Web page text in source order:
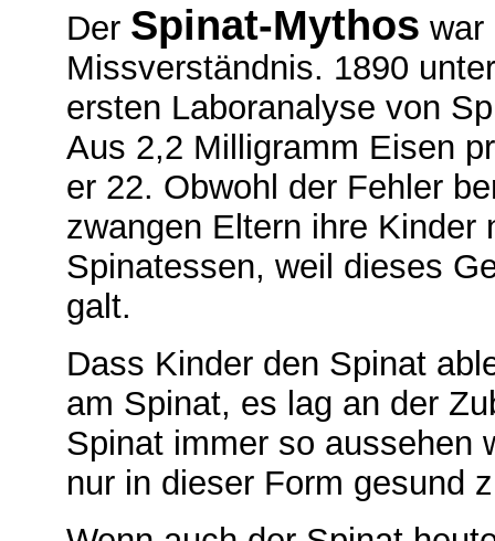
Der Spinat-Mythos war
Missverständnis. 1890
ersten Laboranalyse von
Aus 2,2 Milligramm Eisen
er 22. Obwohl der Fehler
zwangen Eltern ihre Kinder
Spinatessen, weil dieses
galt.
Dass Kinder den Spinat
am Spinat, es lag an der
Spinat immer so aussehen
nur in dieser Form gesund